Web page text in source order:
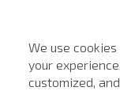
We use
your
customized,